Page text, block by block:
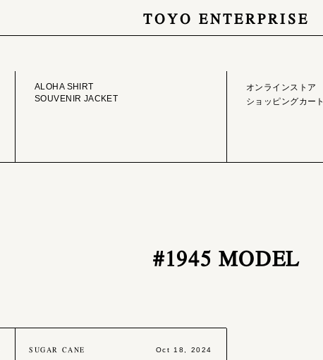
TOYO ENTERPRISE
ONLINE STORE
ALOHA SHIRT
SOUVENIR JACKET
オンラインストア
ショッピングカート
#1945 MODEL
SUGAR CANE Oct 18, 2024